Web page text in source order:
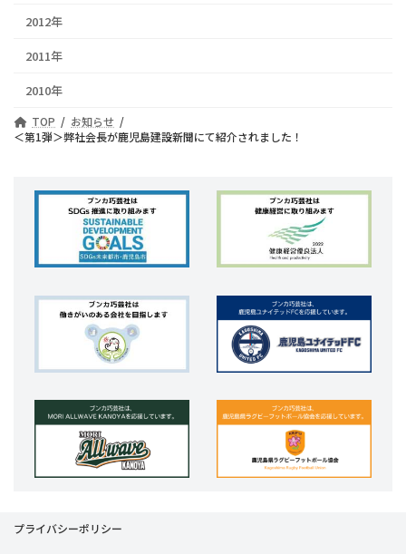
2012年
2011年
2010年
TOP
お知らせ
＜第1弾＞弊社会長が鹿児島建設新聞にて紹介されました！
プライバシーポリシー